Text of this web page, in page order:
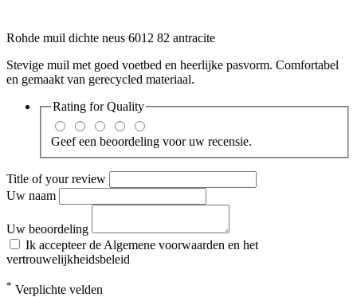
Rohde muil dichte neus 6012 82 antracite
Stevige muil met goed voetbed en heerlijke pasvorm. Comfortabel
en gemaakt van gerecycled materiaal.
Rating forQuality
Geef een beoordeling voor uw recensie.
Title of your review
Uw naam
Uw beoordeling
Ik accepteer de Algemene voorwaarden en het
vertrouwelijkheidsbeleid
* Verplichte velden